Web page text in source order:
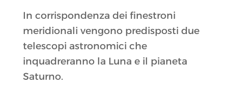
In corrispondenza dei finestroni
meridionali vengono predisposti due
telescopi astronomici che
inquadreranno la Luna e il pianeta
Saturno.